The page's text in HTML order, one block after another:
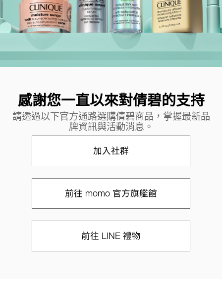
感謝您一直以來對倩碧的支持
請透過以下官方通路選購倩碧商品，掌握最新品
牌資訊與活動消息。
加入社群
前往 momo 官方旗艦館
前往 LINE 禮物